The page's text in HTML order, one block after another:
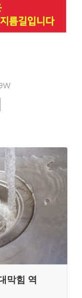
막힘 역